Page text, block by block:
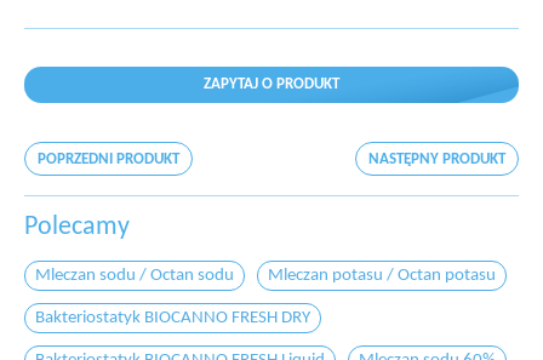
ZAPYTAJ O PRODUKT
POPRZEDNI PRODUKT NASTĘPNY PRODUKT
Polecamy
Mleczan sodu / Octan sodu Mleczan potasu / Octan potasu
Bakteriostatyk BIOCANNO FRESH DRY